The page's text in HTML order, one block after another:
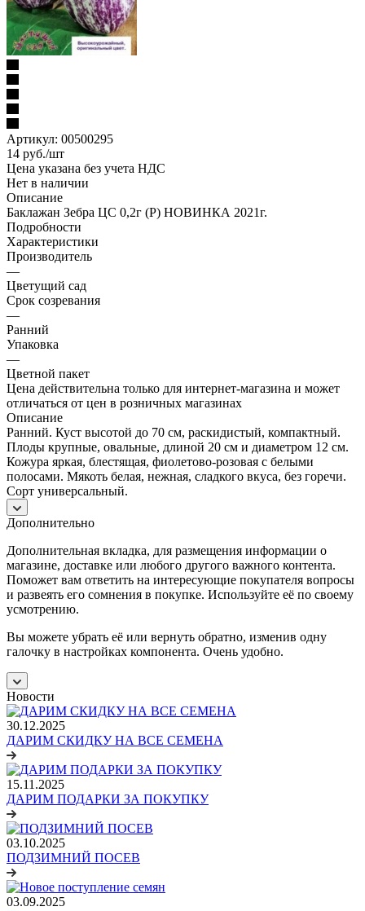
Артикул: 00500295
14 руб./шт
Цена указана без учета НДС
Нет в наличии
Описание
Баклажан Зебра ЦС 0,2г (Р) НОВИНКА 2021г.
Подробности
Характеристики
Производитель
—
Цветущий сад
Срок созревания
—
Ранний
Упаковка
—
Цветной пакет
Цена действительна только для интернет-магазина и может
отличаться от цен в розничных магазинах
Описание
Ранний. Куст высотой до 70 см, раскидистый, компактный.
Плоды крупные, овальные, длиной 20 см и диаметром 12 см.
Кожура яркая, блестящая, фиолетово-розовая с белыми
полосами. Мякоть белая, нежная, сладкого вкуса, без горечи.
Сорт универсальный.
Дополнительно
Дополнительная вкладка, для размещения информации о
магазине, доставке или любого другого важного контента.
Поможет вам ответить на интересующие покупателя вопросы
и развеять его сомнения в покупке. Используйте её по своему
усмотрению.
Вы можете убрать её или вернуть обратно, изменив одну
галочку в настройках компонента. Очень удобно.
Новости
30.12.2025
ДАРИМ СКИДКУ НА ВСЕ СЕМЕНА
15.11.2025
ДАРИМ ПОДАРКИ ЗА ПОКУПКУ
03.10.2025
ПОДЗИМНИЙ ПОСЕВ
03.09.2025